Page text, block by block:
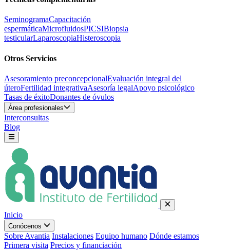
SeminogramaCapacitación
espermáticaMicrofluidosPICSIBiopsia
testicularLaparoscopiaHisteroscopia
Otros Servicios
Asesoramiento preconcepcionalEvaluación integral del
úteroFertilidad integrativaAsesoría legalApoyo psicológico
Tasas de éxitoDonantes de óvulos
Área profesionales
Interconsultas
Blog
Inicio
Conócenos
Sobre Avantia Instalaciones Equipo humano Dónde estamos
Primera visita Precios y financiación